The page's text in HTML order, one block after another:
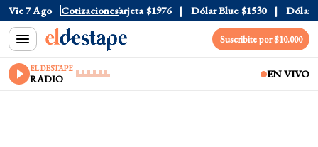
Vie 7 Ago Cotizaciones
$1520 Dólar Tarjeta $1976 Dólar Blue $1530 Dólar CCL
Suscribite por $10.000
EL DESTAPE
RADIO EN VIVO